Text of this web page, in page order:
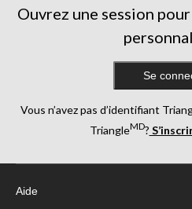
Ouvrez une session
Se
Vous n’avez pas d’identifiant
TriangleMD?
Aide